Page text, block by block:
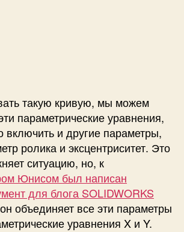
такую ​​кривую, мы можем
параметрические уравнения,
включить и другие параметры,
ролика и эксцентриситет. Это
ситуацию, но, к
Юнисом был написан
для блога SOLIDWORKS
объединяет все эти параметры
уравнения X и Y.